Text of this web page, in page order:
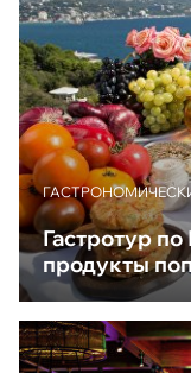
Гастротур
продукты